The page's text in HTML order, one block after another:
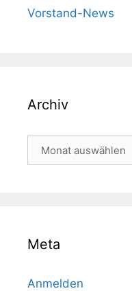
Vorstand-News
Archiv
Meta
Anmelden